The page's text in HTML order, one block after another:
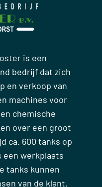
is een
bedrijf dat zich
en verkoop van
machines voor
chemische
over een groot
ca. 600 tanks op
een werkplaats
tanks kunnen
van de klant.